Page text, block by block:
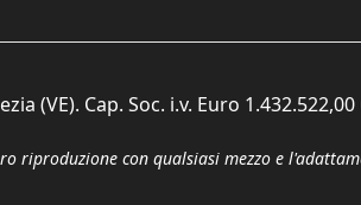
(VE). Cap. Soc. i.v. Euro 1.432.522,00
riproduzione con qualsiasi mezzo e